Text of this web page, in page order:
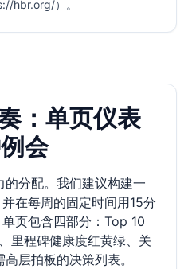
hbr.org/）。
：单页仪表
会
的分配。我们建议构建一
在每周的固定时间用15分
页包含四部分：Top 10
里程碑健康度红黄绿、关
层拍板的决策列表。